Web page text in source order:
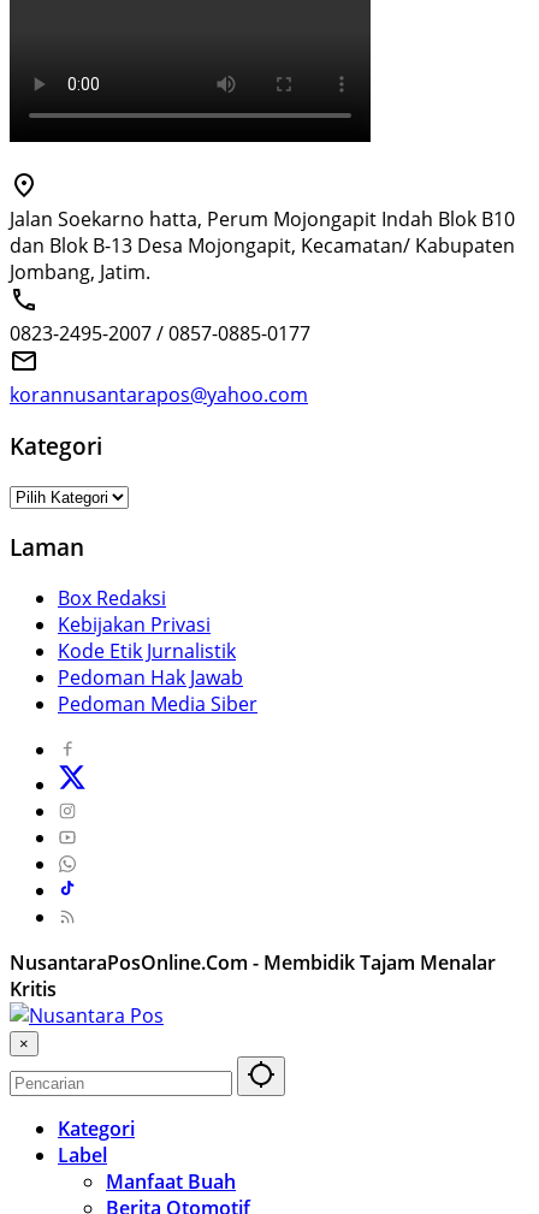
Jalan Soekarno hatta, Perum Mojongapit Indah Blok B10
dan Blok B-13 Desa Mojongapit, Kecamatan/ Kabupaten
Jombang, Jatim.
0823-2495-2007 / 0857-0885-0177
korannusantarapos@yahoo.com
Kategori
Kategori
Laman
Box Redaksi
Kebijakan Privasi
Kode Etik Jurnalistik
Pedoman Hak Jawab
Pedoman Media Siber
NusantaraPosOnline.Com - Membidik Tajam Menalar
Kritis
×
Kategori
Label
Manfaat Buah
Berita Otomotif